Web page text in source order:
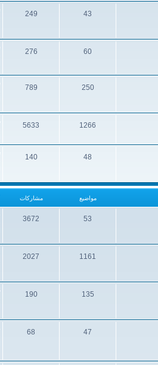
43
249
60
276
250
789
1266
5633
48
140
مواضيع مشاركات
53
3672
1161
2027
135
190
47
68